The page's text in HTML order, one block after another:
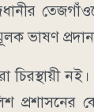
ভাষণ
প্রশাসনের